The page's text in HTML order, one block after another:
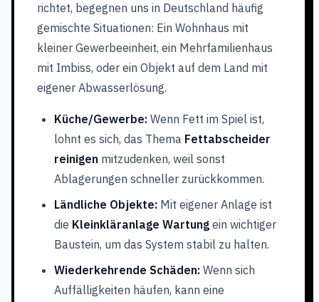
richtet, begegnen uns in Deutschland häufig
gemischte Situationen: Ein Wohnhaus mit
kleiner Gewerbeeinheit, ein Mehrfamilienhaus
mit Imbiss, oder ein Objekt auf dem Land mit
eigener Abwasserlösung.
Küche/Gewerbe: Wenn Fett im Spiel ist,
lohnt es sich, das Thema Fettabscheider
reinigen mitzudenken, weil sonst
Ablagerungen schneller zurückkommen.
Ländliche Objekte: Mit eigener Anlage ist
die Kleinkläranlage Wartung ein wichtiger
Baustein, um das System stabil zu halten.
Wiederkehrende Schäden: Wenn sich
Auffälligkeiten häufen, kann eine